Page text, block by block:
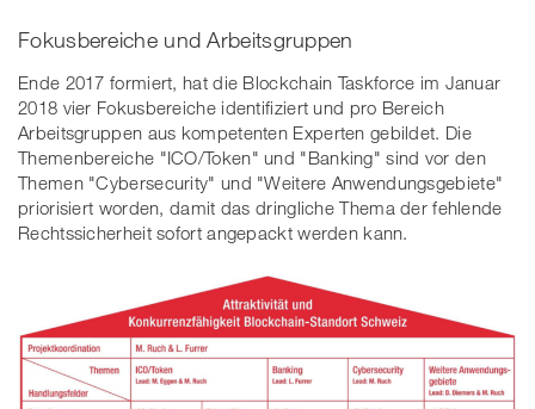
Fokusbereiche und Arbeitsgruppen
Ende 2017 formiert, hat die Blockchain Taskforce im Januar
2018 vier Fokusbereiche identifiziert und pro Bereich
Arbeitsgruppen aus kompetenten Experten gebildet. Die
Themenbereiche "ICO/Token" und "Banking" sind vor den
Themen "Cybersecurity" und "Weitere Anwendungsgebiete"
priorisiert worden, damit das dringliche Thema der fehlende
Rechtssicherheit sofort angepackt werden kann.